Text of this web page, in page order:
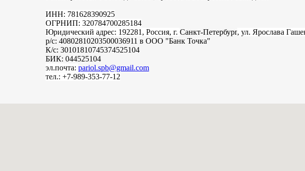
ИНН: 781628390925
ОГРНИП: 320784700285184
Юридический адрес: 192281, Россия, г. Санкт-Петербург, ул. Ярослава
р/с: 40802810203500036911 в ООО "Банк Точка"
К/с: 30101810745374525104
БИК: 044525104
эл.почта: pariol.spb@gmail.com
тел.: +7-989-353-77-12